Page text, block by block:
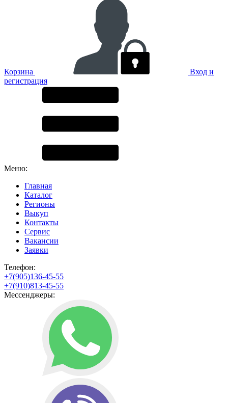
Корзина
Вход и
регистрация
Меню:
Главная
Каталог
Регионы
Выкуп
Контакты
Сервис
Вакансии
Заявки
Телефон:
+7(905)136-45-55
+7(910)813-45-55
Мессенджеры: